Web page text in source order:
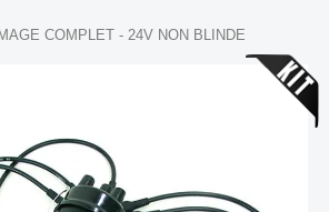
COMPLET - 24V NON BLINDE